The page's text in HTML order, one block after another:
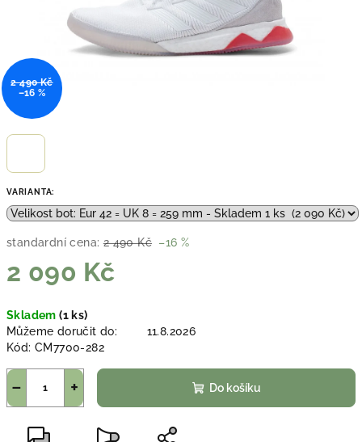
VARIANTA:
standardní cena: 2 490 Kč –16 %
2 090 Kč
cena:
Skladem(1 ks)
Můžeme doručit do:
11.8.2026
Kód: CM7700-282
+
− Do košíku
2 490 Kč
–16 %